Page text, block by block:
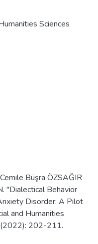
Sciences
Büşra ÖZSAĞIR
"Dialectical Behavior
Disorder: A Pilot
and Humanities
(2022): 202-211.